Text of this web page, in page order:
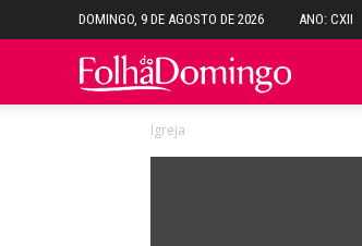
DOMINGO, 9 DE AGOSTO DE 2026 ANO: CXII
Folha
Igreja